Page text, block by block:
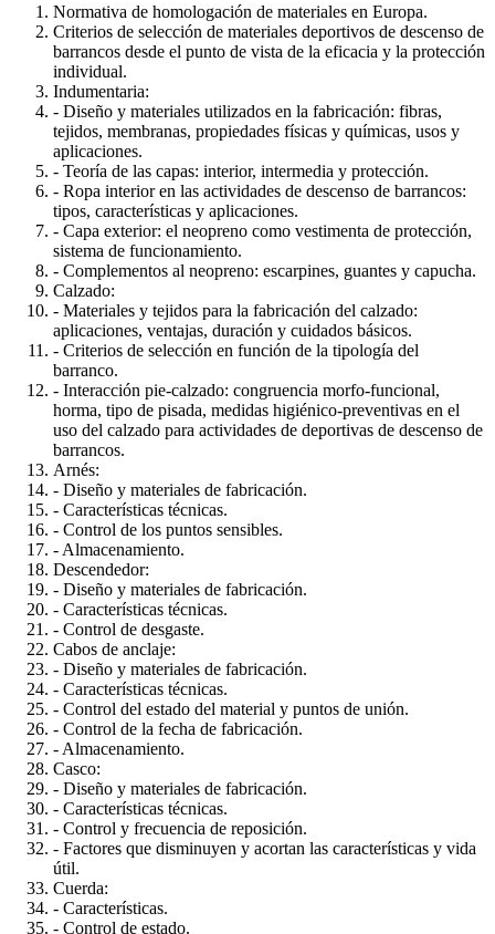
Normativa de homologación de materiales en Europa.
Criterios de selección de materiales deportivos de descenso de
barrancos desde el punto de vista de la eficacia y la protección
individual.
Indumentaria:
- Diseño y materiales utilizados en la fabricación: fibras,
tejidos, membranas, propiedades físicas y químicas, usos y
aplicaciones.
- Teoría de las capas: interior, intermedia y protección.
- Ropa interior en las actividades de descenso de barrancos:
tipos, características y aplicaciones.
- Capa exterior: el neopreno como vestimenta de protección,
sistema de funcionamiento.
- Complementos al neopreno: escarpines, guantes y capucha.
Calzado:
- Materiales y tejidos para la fabricación del calzado:
aplicaciones, ventajas, duración y cuidados básicos.
- Criterios de selección en función de la tipología del
barranco.
- Interacción pie-calzado: congruencia morfo-funcional,
horma, tipo de pisada, medidas higiénico-preventivas en el
uso del calzado para actividades de deportivas de descenso de
barrancos.
Arnés:
- Diseño y materiales de fabricación.
- Características técnicas.
- Control de los puntos sensibles.
- Almacenamiento.
Descendedor:
- Diseño y materiales de fabricación.
- Características técnicas.
- Control de desgaste.
Cabos de anclaje:
- Diseño y materiales de fabricación.
- Características técnicas.
- Control del estado del material y puntos de unión.
- Control de la fecha de fabricación.
- Almacenamiento.
Casco:
- Diseño y materiales de fabricación.
- Características técnicas.
- Control y frecuencia de reposición.
- Factores que disminuyen y acortan las características y vida
útil.
Cuerda:
- Características.
- Control de estado.